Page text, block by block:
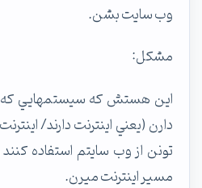
وب سايت بشن.
مشكل:
اين هستش كه سيستمهايي كه
دارن (يعني اينترنت دارند/
تونن از وب سايتم استفاده
مسير اينترنت ميرن.